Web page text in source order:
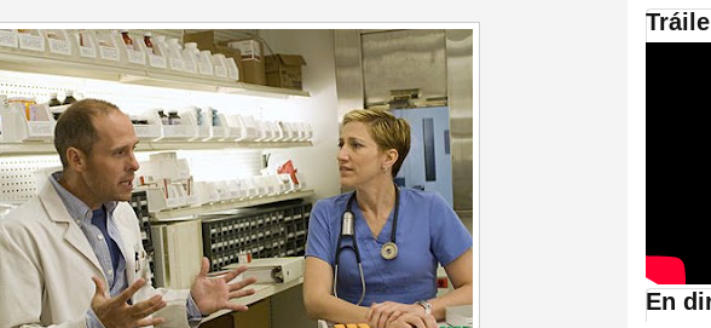
de las 500 series al año se superará
Valley
En